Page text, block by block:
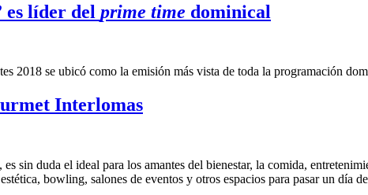
es líder del prime time dominical
2018 se ubicó como la emisión más vista de toda la programación
Interlomas
sin duda el ideal para los amantes del bienestar, la comida,
bowling, salones de eventos y otros espacios para pasar un día